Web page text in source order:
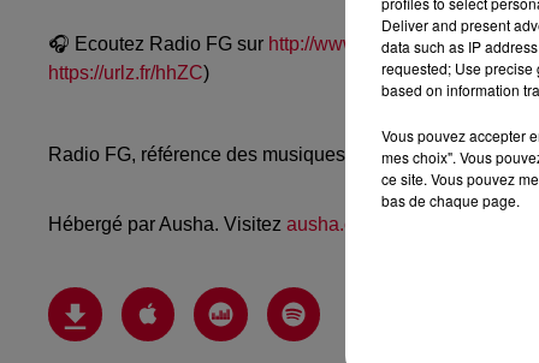
🎧 Ecoutez Radio FG sur http://www.radiofg.com📱 et sur
https://urlz.fr/hhZC)
Radio FG, référence des musiques électroniques,
Hébergé par Ausha. Visitez ausha.co/politique-de-
Deliver and present
data such as IP
requested; Use precise
based on information
Vous pouvez accepter
mes choix". Vous
ce site. Vous pouvez
bas de chaque page.